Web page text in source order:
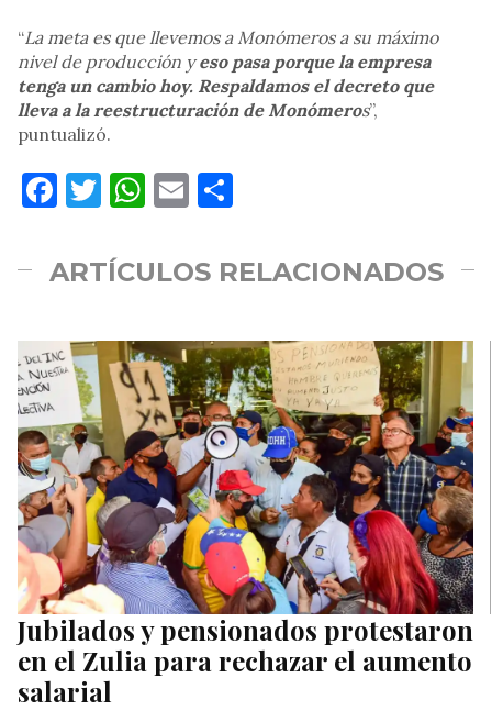
“La meta es que llevemos a Monómeros a su máximo
nivel de producción yeso pasa porque la empresa
tenga un cambio hoy. Respaldamos el decreto que
lleva a la reestructuración de Monómeros”,
puntualizó.
Facebook
Twitter
WhatsApp
Email
ARTÍCULOS RELACIONADOS
Jubilados y pensionados protestaron
en el Zulia para rechazar el aumento
salarial